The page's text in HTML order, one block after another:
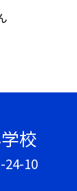
校
24-10